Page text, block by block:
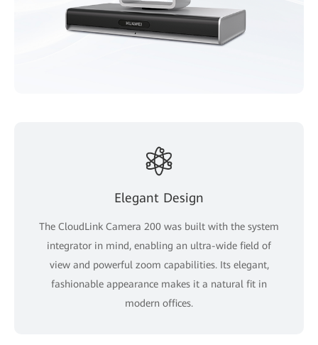
Elegant Design
The CloudLink Camera 200 was built with the system
integrator in mind, enabling an ultra-wide field of
view and powerful zoom capabilities. Its elegant,
fashionable appearance makes it a natural fit in
modern offices.